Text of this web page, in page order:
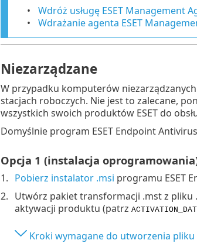
Wdróż usługę ESET Management
Wdrażanie agenta ESET
Niezarządzane
W przypadku komputerów
stacjach roboczych. Nie jest to zalecane,
wszystkich swoich produktów ESET do
Domyślnie program ESET Endpoint
Opcja 1 (instalacja
Pobierz instalator .msi programu ESET
Utwórz pakiet transformacji .mst z pliku
aktywacji produktu (patrz
Kroki wymagane do utworzenia pliku